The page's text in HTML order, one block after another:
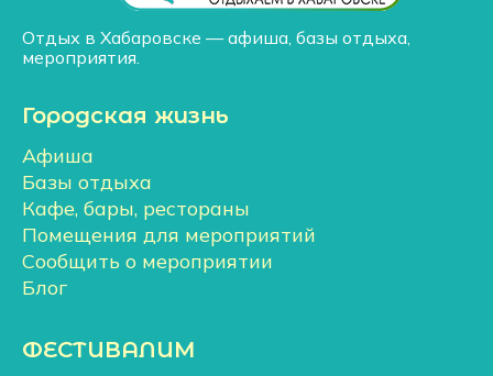
Отдых в Хабаровске — афиша, базы отдыха,
мероприятия.
Городская жизнь
Афиша
Базы отдыха
Кафе, бары, рестораны
Помещения для мероприятий
Сообщить о мероприятии
Блог
ФЕСТИВАЛИМ